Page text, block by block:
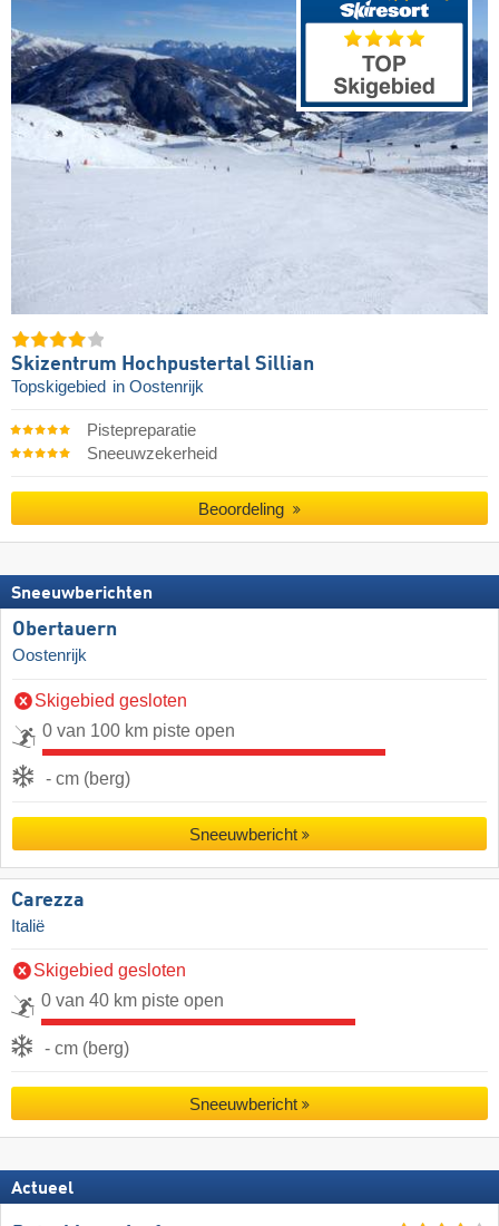
Skizentrum Hochpustertal Sillian
Topskigebied in Oostenrijk
Pistepreparatie
Sneeuwzekerheid
Beoordeling
Sneeuwberichten
Obertauern
Oostenrijk
Skigebied gesloten
0 van 100 km piste open
- cm (berg)
Sneeuwbericht
Carezza
Italië
Skigebied gesloten
0 van 40 km piste open
- cm (berg)
Sneeuwbericht
Actueel